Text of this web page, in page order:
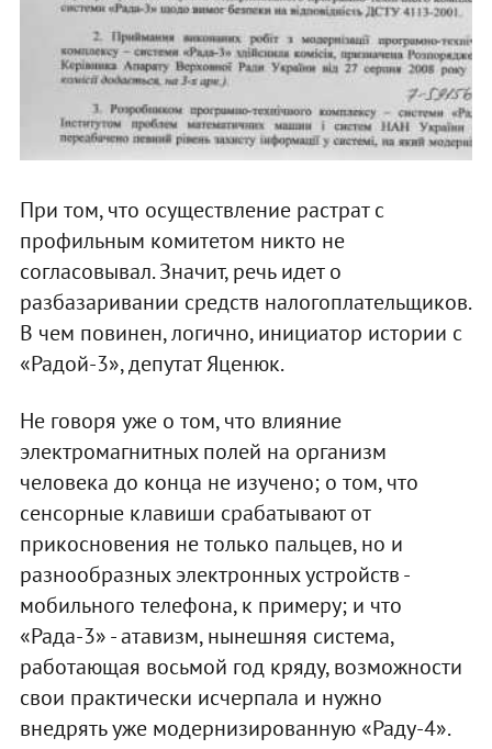
При том, что осуществление растрат с
профильным комитетом никто не
согласовывал. Значит, речь идет о
разбазаривании средств налогоплательщиков.
В чем повинен, логично, инициатор истории с
«Радой-3», депутат Яценюк.
Не говоря уже о том, что влияние
электромагнитных полей на организм
человека до конца не изучено; о том, что
сенсорные клавиши срабатывают от
прикосновения не только пальцев, но и
разнообразных электронных устройств -
мобильного телефона, к примеру; и что
«Рада-3» - атавизм, нынешняя система,
работающая восьмой год кряду, возможности
свои практически исчерпала и нужно
внедрять уже модернизированную «Раду-4».